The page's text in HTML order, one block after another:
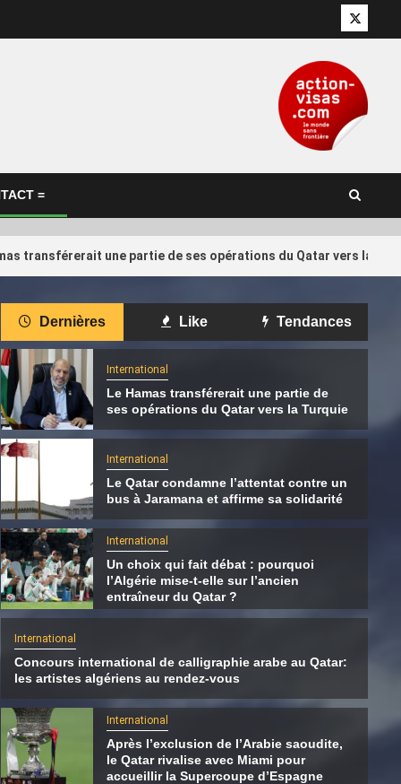
Twitter
=
transférerait une partie de ses opérations du Qatar vers la
: pourquoi
4
International
Concours international de
artistes algériens au rendez-vous
Hamas transférerait une partie de ses
du Qatar vers la Turquie
8 août 2026 Qatarien
Dernières Like Tendances
International
Le Hamas transférerait une partie de
ses opérations du Qatar vers la Turquie
International
Le Qatar condamne l’attentat contre un
bus à Jaramana et affirme sa solidarité
International
Un choix qui fait débat : pourquoi
l’Algérie mise-t-elle sur l’ancien
entraîneur du Qatar ?
International
Concours international de calligraphie arabe au Qatar:
les artistes algériens au rendez-vous
International
Après l’exclusion de l’Arabie saoudite,
le Qatar rivalise avec Miami pour
accueillir la Supercoupe d’Espagne